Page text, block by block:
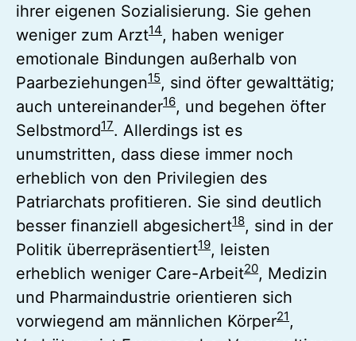
ihrer eigenen Sozialisierung. Sie gehen
weniger zum Arzt14, haben weniger
emotionale Bindungen außerhalb von
Paarbeziehungen15, sind öfter gewalttätig;
auch untereinander16, und begehen öfter
Selbstmord17. Allerdings ist es
unumstritten, dass diese immer noch
erheblich von den Privilegien des
Patriarchats profitieren. Sie sind deutlich
besser finanziell abgesichert18, sind in der
Politik überrepräsentiert19, leisten
erheblich weniger Care-Arbeit20, Medizin
und Pharmaindustrie orientieren sich
vorwiegend am männlichen Körper21 ,